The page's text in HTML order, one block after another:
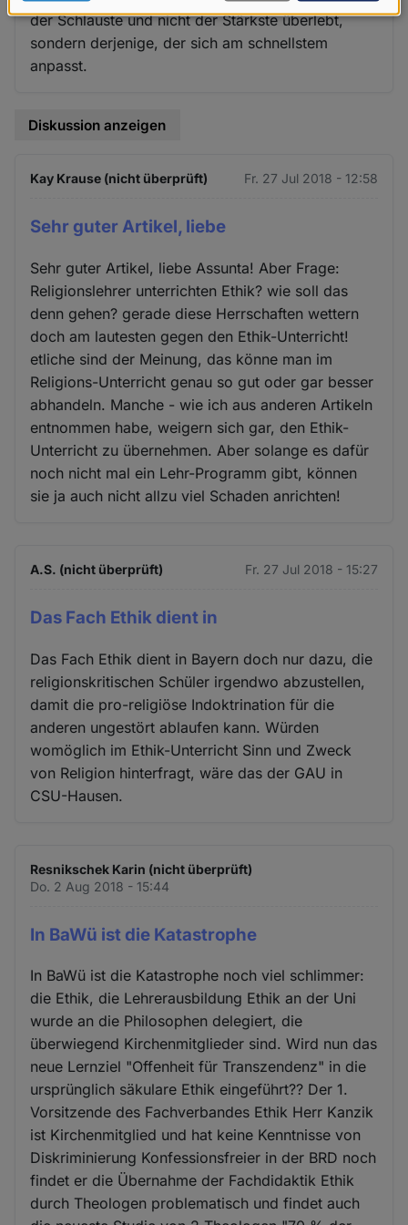
der Schlauste und nicht der Stärkste überlebt,
sondern derjenige, der sich am schnellstem
anpasst.
Diskussion anzeigen
Kay Krause (nicht überprüft) Fr. 27 Jul 2018 - 12:58
Sehr guter Artikel, liebe
Sehr guter Artikel, liebe Assunta! Aber Frage:
Religionslehrer unterrichten Ethik? wie soll das
denn gehen? gerade diese Herrschaften wettern
doch am lautesten gegen den Ethik-Unterricht!
etliche sind der Meinung, das könne man im
Religions-Unterricht genau so gut oder gar besser
abhandeln. Manche - wie ich aus anderen Artikeln
entnommen habe, weigern sich gar, den Ethik-
Unterricht zu übernehmen. Aber solange es dafür
noch nicht mal ein Lehr-Programm gibt, können
sie ja auch nicht allzu viel Schaden anrichten!
A.S. (nicht überprüft) Fr. 27 Jul 2018 - 15:27
Das Fach Ethik dient in
Das Fach Ethik dient in Bayern doch nur dazu, die
religionskritischen Schüler irgendwo abzustellen,
damit die pro-religiöse Indoktrination für die
anderen ungestört ablaufen kann. Würden
womöglich im Ethik-Unterricht Sinn und Zweck
von Religion hinterfragt, wäre das der GAU in
CSU-Hausen.
Resnikschek Karin (nicht überprüft)
Do. 2 Aug 2018 - 15:44
In BaWü ist die Katastrophe
In BaWü ist die Katastrophe noch viel schlimmer:
die Ethik, die Lehrerausbildung Ethik an der Uni
wurde an die Philosophen delegiert, die
überwiegend Kirchenmitglieder sind. Wird nun das
neue Lernziel "Offenheit für Transzendenz" in die
ursprünglich säkulare Ethik eingeführt?? Der 1.
Vorsitzende des Fachverbandes Ethik Herr Kanzik
ist Kirchenmitglied und hat keine Kenntnisse von
Diskriminierung Konfessionsfreier in der BRD noch
findet er die Übernahme der Fachdidaktik Ethik
durch Theologen problematisch und findet auch
Daten
und
Cookies